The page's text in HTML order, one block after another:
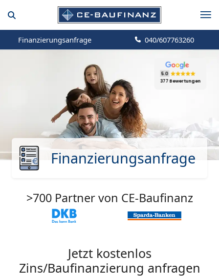
Finanzierungsanfrage 040/607763260
Finanzierungsanfrage
5.0
377 Bewertungen
>700 Partner von CE-Baufinanz
Jetzt kostenlos
Zins/Baufinanzierung anfragen